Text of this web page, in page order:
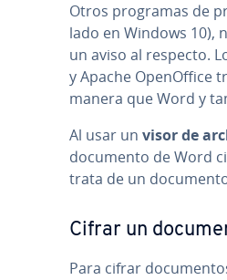
Otros programas de
la­do en Windows
un aviso al respecto.
y Apache Ope­nO­f­fi­ce
manera que Word y
Al usar un visor de
documento de Word
trata de un
Cifrar un
Para cifrar